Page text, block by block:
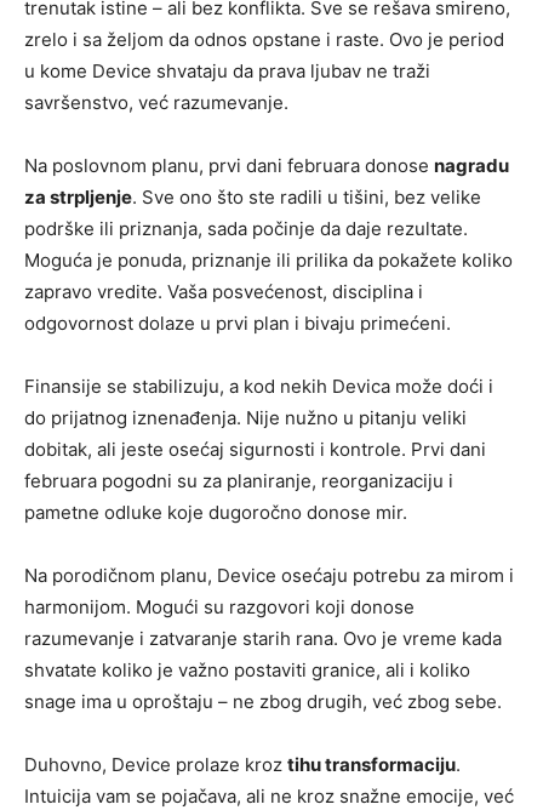
trenutak istine – ali bez konflikta. Sve se rešava smireno,
zrelo i sa željom da odnos opstane i raste. Ovo je period
u kome Device shvataju da prava ljubav ne traži
savršenstvo, već razumevanje.
Na poslovnom planu, prvi dani februara donose nagradu
za strpljenje. Sve ono što ste radili u tišini, bez velike
podrške ili priznanja, sada počinje da daje rezultate.
Moguća je ponuda, priznanje ili prilika da pokažete koliko
zapravo vredite. Vaša posvećenost, disciplina i
odgovornost dolaze u prvi plan i bivaju primećeni.
Finansije se stabilizuju, a kod nekih Devica može doći i
do prijatnog iznenađenja. Nije nužno u pitanju veliki
dobitak, ali jeste osećaj sigurnosti i kontrole. Prvi dani
februara pogodni su za planiranje, reorganizaciju i
pametne odluke koje dugoročno donose mir.
Na porodičnom planu, Device osećaju potrebu za mirom i
harmonijom. Mogući su razgovori koji donose
razumevanje i zatvaranje starih rana. Ovo je vreme kada
shvatate koliko je važno postaviti granice, ali i koliko
snage ima u oproštaju – ne zbog drugih, već zbog sebe.
Duhovno, Device prolaze kroz tihu transformaciju.
Intuicija vam se pojačava, ali ne kroz snažne emocije, već